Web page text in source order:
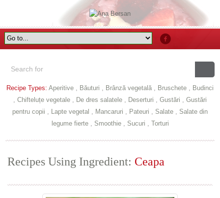
Recipe Types: Aperitive , Băuturi , Brânză vegetală , Bruschete , Budinci
, Chifteluțe vegetale , De dres salatele , Deserturi , Gustări , Gustări
pentru copii , Lapte vegetal , Mancaruri , Pateuri , Salate , Salate din
legume fierte, Smoothie, Sucuri , Torturi
Recipes Using Ingredient: Ceapa